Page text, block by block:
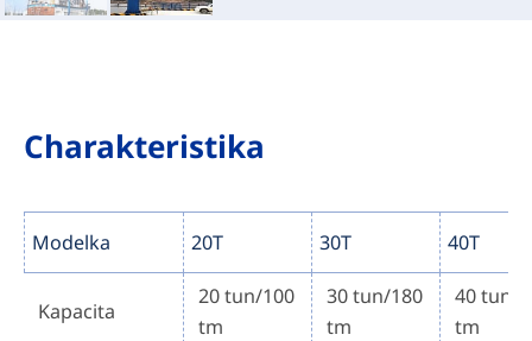
Charakteristika
Modelka 20T 30T 40T
Kapacita
20 tun/100
tm
30 tun/180
tm
40 tun/
tm